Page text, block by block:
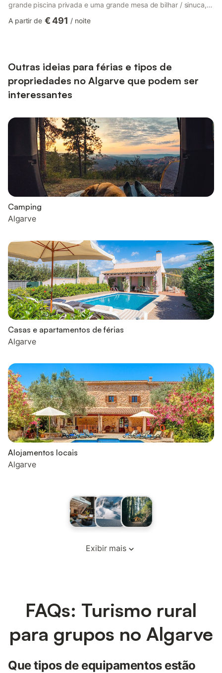
grande piscina privada e uma grande mesa de bilhar / sinuca, é
vivenda com 9 quartos e 7 banheiros, acomodando
piscina privada...
A partir de € 491 / noite
Outras ideias para férias e tipos de
propriedades no Algarve que podem ser
interessantes
Camping
Algarve
Casas e apartamentos de férias
Algarve
Alojamentos locais
Algarve
Exibir mais
FAQs: Turismo rural
para grupos no Algarve
Que tipos de equipamentos estão